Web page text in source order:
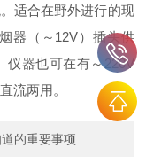
适合在野外进行的现
器（～12V）插头供
仪器也可在有～220V
流两用。
的重要事项